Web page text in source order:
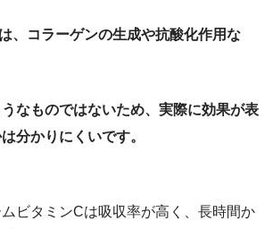
、コラーゲンの生成や抗酸化作用な
なものではないため、実際に効果が表
分かりにくいです。
ビタミンCは吸収率が高く、長時間か